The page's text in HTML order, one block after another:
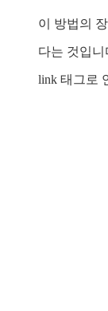
이 방법의
다는 것입니
link 태그로